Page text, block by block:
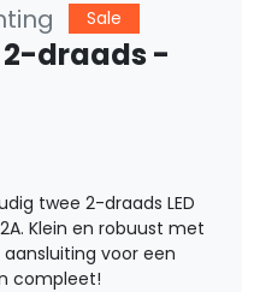
Sale
2-draads -
twee 2-draads LED
Klein en robuust met
voor een
compleet!